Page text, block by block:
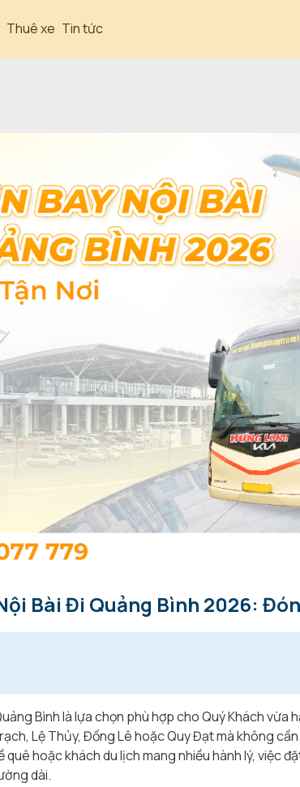
Thuê xe Tin tức
Bài Đi Quảng Bình 2026:
Bình là lựa chọn phù hợp cho Quý Khách vừa
Lệ Thủy, Đồng Lê hoặc Quy Đạt mà không
hoặc khách du lịch mang nhiều hành lý, việc
dài.